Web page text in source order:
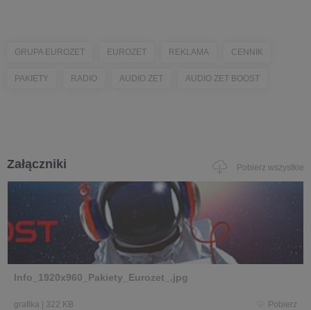
GRUPA EUROZET EUROZET REKLAMA CENNIK
PAKIETY RADIO AUDIO ZET AUDIO ZET BOOST
Załączniki Pobierz wszystkie
Info_1920x960_Pakiety_Eurozet_.jpg
grafika 322 KB Pobierz